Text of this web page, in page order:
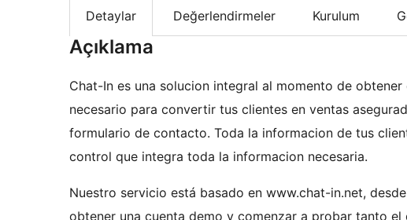
Detaylar Değerlendirmeler Kurulum
Açıklama
Chat-In es una solucion integral al momento de
necesario para convertir tus clientes en ventas
formulario de contacto. Toda la informacion de tus
control que integra toda la informacion necesaria.
Nuestro servicio está basado en www.chat-in.net,
obtener una cuenta demo y comenzar a probar tanto